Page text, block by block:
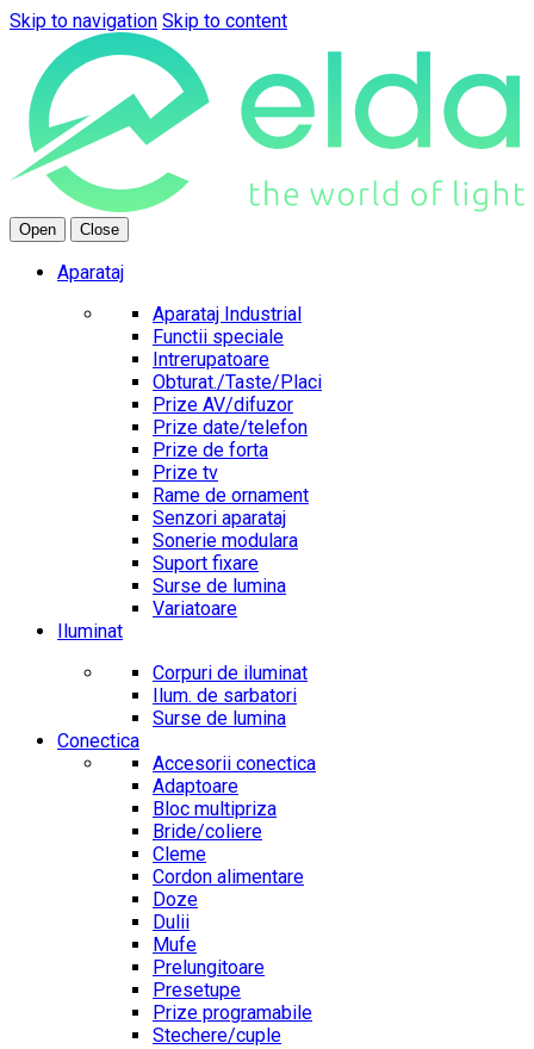
Skip to navigation Skip to content
Open Close
Aparataj
Aparataj Industrial
Functii speciale
Intrerupatoare
Obturat./Taste/Placi
Prize AV/difuzor
Prize date/telefon
Prize de forta
Prize tv
Rame de ornament
Senzori aparataj
Sonerie modulara
Suport fixare
Surse de lumina
Variatoare
Iluminat
Corpuri de iluminat
Ilum. de sarbatori
Surse de lumina
Conectica
Accesorii conectica
Adaptoare
Bloc multipriza
Bride/coliere
Cleme
Cordon alimentare
Doze
Dulii
Mufe
Prelungitoare
Presetupe
Prize programabile
Stechere/cuple